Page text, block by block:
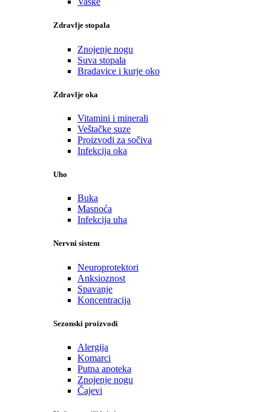
Zdravlje stopala
Znojenje nogu
Suva stopala
Bradavice i kurje oko
Zdravlje oka
Vitamini i minerali
Veštačke suze
Proizvodi za sočiva
Infekcija oka
Uho
Buka
Masnoća
Infekcija uha
Nervni sistem
Neuroprotektori
Anksioznost
Spavanje
Koncentracija
Sezonski proizvodi
Alergija
Komarci
Putna apoteka
Znojenje nogu
Čajevi